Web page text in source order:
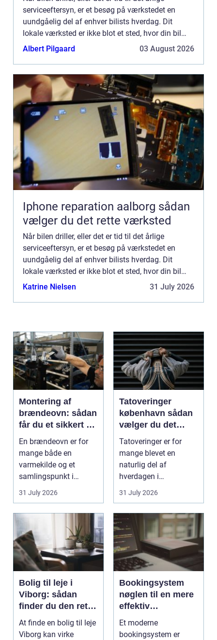
serviceeftersyn, er et besøg på værkstedet en
uundgåelig del af enhver bilists hverdag. Dit
lokale værksted er ikke blot et sted, hvor din bil
repareret; de...
Albert Pilgaard 03 August 2026
Iphone reparation aalborg sådan
vælger du det rette værksted
Når bilen driller, eller det er tid til det årlige
serviceeftersyn, er et besøg på værkstedet en
uundgåelig del af enhver bilists hverdag. Dit
lokale værksted er ikke blot et sted, hvor din bil
repareret; de...
Katrine Nielsen 31 July 2026
Montering af
brændeovn: sådan
får du et sikkert og
smukt resultat
En brændeovn er for
mange både en
varmekilde og et
samlingspunkt i
hjemmet. Flammerne
31 July 2026
Tatoveringer
københavn sådan
vælger du det
rigtige studie
Tatoveringer er for
mange blevet en
naturlig del af
hverdagen i
København. Byen er
fyldt med dygtige...
31 July 2026
Bolig til leje i
Viborg: sådan
finder du den rette
lejlighed
At finde en bolig til leje
Viborg kan virke
Bookingsystem
nøglen til en mere
effektiv
klinikhverdag
Et moderne
bookingsystem er